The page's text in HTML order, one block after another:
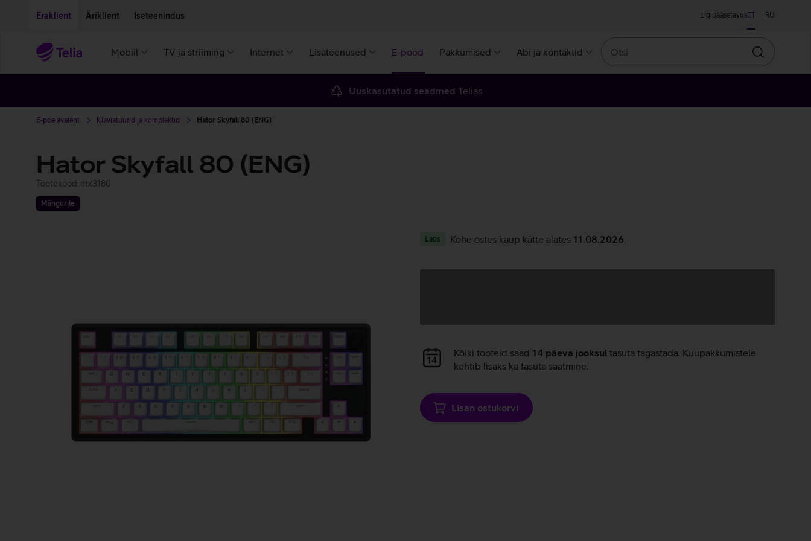
Eraklient Äriklient Iseteenindus LigipääsetavusET RU
Mobiil TV ja striiming Internet Lisateenused E-pood Pakkumised Abi ja kontaktid
Otsin
Uuskasutatud seadmed Telias
E-poe avaleht Klaviatuurid ja komplektid Hator Skyfall 80 (ENG)
Hator Skyfall 80 (ENG)
Tootekood: htk3180
Mängurile
Laos Kohe ostes kaup kätte alates 11.08.2026
Andmete
laadimine
Kõiki tooteid saad 14 päeva jooksul tasuta tagastada. Kuupakkumistele
kehtib lisaks ka tasuta saatmine.
Lisan ostukorvi